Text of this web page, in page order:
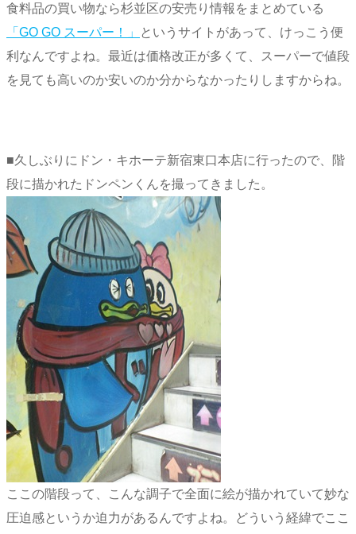
食料品の買い物なら杉並区の安売り情報をまとめている
「GO GO スーパー！」
というサイトがあって、けっこう便
利なんですよね。最近は価格改正が多くて、スーパーで値段
を見ても高いのか安いのか分からなかったりしますからね。
■久しぶりにドン・キホーテ新宿東口本店に行ったので、階
段に描かれたドンペンくんを撮ってきました。
ここの階段って、こんな調子で全面に絵が描かれていて妙な
圧迫感というか迫力があるんですよね。どういう経緯でここ